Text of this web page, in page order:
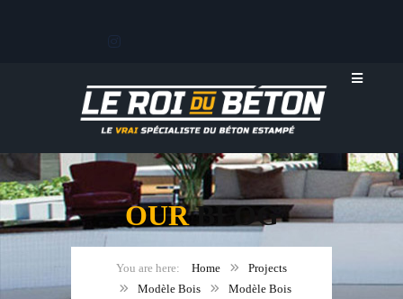
OURBLOG
Home
Projects
Modèle Bois
Modèle Bois